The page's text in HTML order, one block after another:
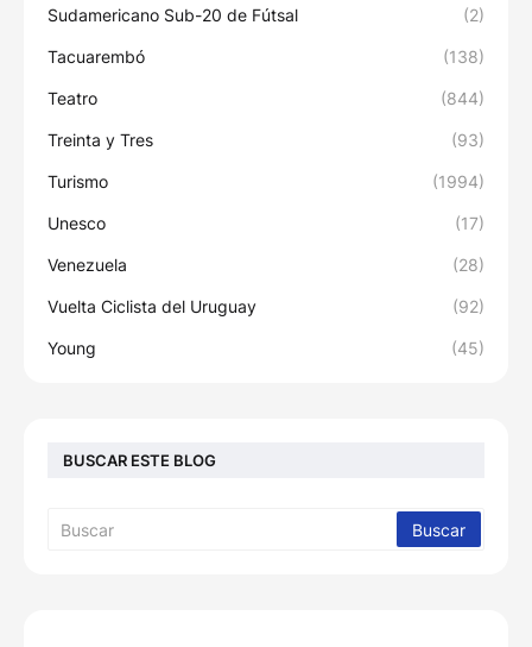
Sudamericano Sub-20 de Fútsal (2)
Tacuarembó (138)
Teatro (844)
Treinta y Tres (93)
Turismo (1994)
Unesco (17)
Venezuela (28)
Vuelta Ciclista del Uruguay (92)
Young (45)
BUSCAR ESTE BLOG